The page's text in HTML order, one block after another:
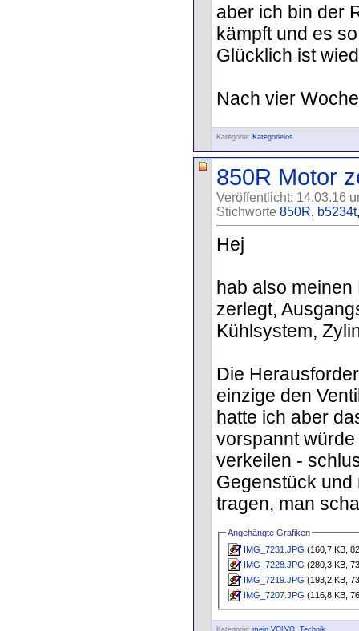
aber ich bin der
kämpft und es
Glücklich ist
Nach vier
Kategorie: Kategorielos
850R Motor
Veröffentlicht: 14.03.16
Stichworte 850R, b5234t
Hej
hab also
zerlegt,
Kühlsystem,
Die
einzige den
hatte ich aber
vorspannt
verkeilen -
Gegenstück
tragen, man
Angehängte Grafiken
IMG_7231.JPG (160,7 KB,
IMG_7228.JPG (280,3 KB,
IMG_7219.JPG (193,2 KB,
IMG_7207.JPG (116,8 KB,
Kategorie: mein VOLVO, Technik